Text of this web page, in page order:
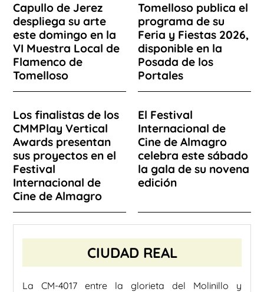
Capullo de Jerez
despliega su arte
este domingo en la
VI Muestra Local de
Flamenco de
Tomelloso
Tomelloso publica el
programa de su
Feria y Fiestas 2026,
disponible en la
Posada de los
Portales
Los finalistas de los
CMMPlay Vertical
Awards presentan
sus proyectos en el
Festival
Internacional de
Cine de Almagro
El Festival
Internacional de
Cine de Almagro
celebra este sábado
la gala de su novena
edición
CIUDAD REAL
La CM-4017 entre la glorieta del Molinillo y